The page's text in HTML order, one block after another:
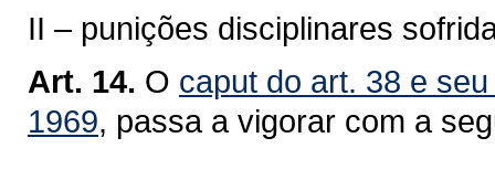
II – punições disciplinares
Art. 14. O caput do art. 38 e
1969, passa a vigorar com a